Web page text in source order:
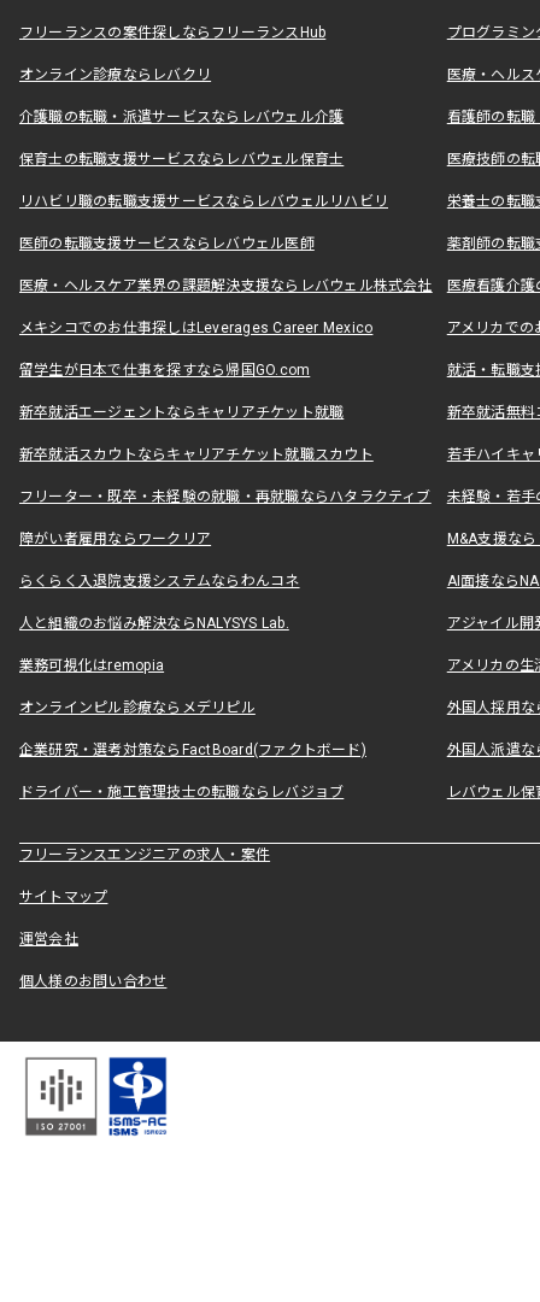
フリーランスの案件探しならフリーランスHub プログラミ
オンライン診療ならレバクリ 医療・ヘル
介護職の転職・派遣サービスならレバウェル介護 看護師の転
保育士の転職支援サービスならレバウェル保育士 医療技師の
リハビリ職の転職支援サービスならレバウェルリハビリ 栄養士の転
医師の転職支援サービスならレバウェル医師 薬剤師の転
医療・ヘルスケア業界の課題解決支援ならレバウェル株式会社 医療看護介
メキシコでのお仕事探しはLeverages Career Mexico アメリカで
留学生が日本で仕事を探すなら帰国GO.com 就活・転職
新卒就活エージェントならキャリアチケット就職 新卒就活無料
新卒就活スカウトならキャリアチケット就職スカウト 若手ハイキ
フリーター・既卒・未経験の就職・再就職ならハタラクティブ 未経験・若手
障がい者雇用ならワークリア M&A支援な
らくらく入退院支援システムならわんコネ AI面接なら
人と組織のお悩み解決ならNALYSYS Lab. アジャイル
業務可視化はremopia アメリカの
オンラインピル診療ならメデリピル 外国人採用
企業研究・選考対策ならFactBoard(ファクトボード) 外国人派遣な
ドライバー・施工管理技士の転職ならレバジョブ レバウェル
フリーランスエンジニアの求人・案件
サイトマップ
運営会社
個人様のお問い合わせ